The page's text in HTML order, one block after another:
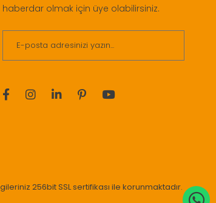
haberdar olmak için üye olabilirsiniz.
256bit SSL sertifikası ile korunmaktadır.